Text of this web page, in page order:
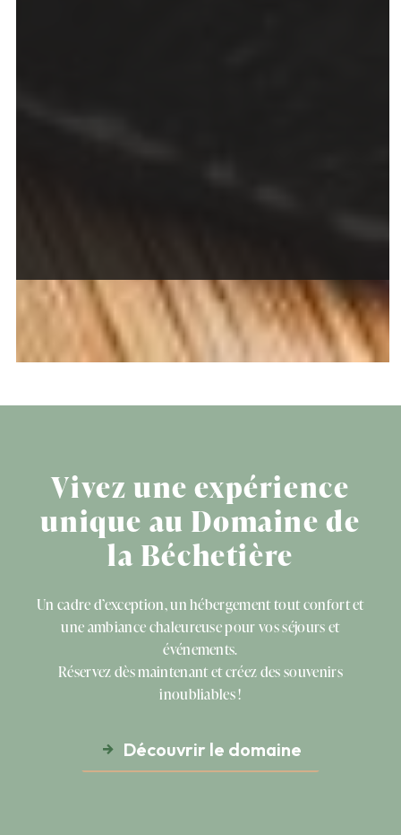
Vivez une expérience
unique au Domaine de
la Béchetière
Un cadre d’exception, un hébergement tout confort et
une ambiance chaleureuse pour vos séjours et
événements.
Réservez dès maintenant et créez des souvenirs
inoubliables !
Découvrir le domaine